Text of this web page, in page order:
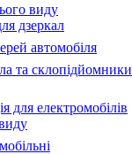
виду
дзеркал
автомобіля
та склопідйомники
для електромобілів